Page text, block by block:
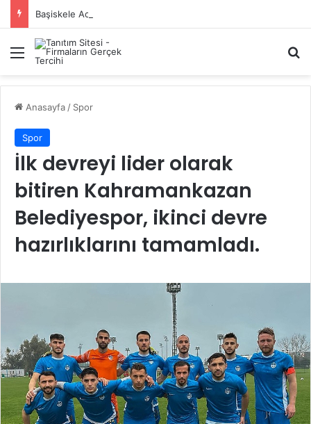
Başiskele Acil Çilingir Hizmeti İçin Doğru Adres Neresi?
Menü
Anasayfa / Spor
Spor
İlk devreyi lider olarak
bitiren Kahramankazan
Belediyespor, ikinci devre
hazırlıklarını tamamladı.